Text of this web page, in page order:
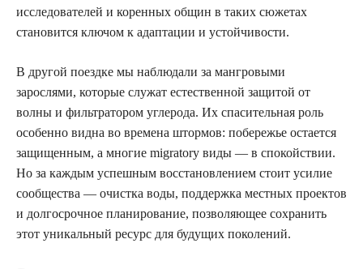
исследователей и коренных общин в таких сюжетах
становится ключом к адаптации и устойчивости.
В другой поездке мы наблюдали за мангровыми
зарослями, которые служат естественной защитой от
волны и фильтратором углерода. Их спасительная роль
особенно видна во времена штормов: побережье остается
защищенным, а многие migratory виды — в спокойствии.
Но за каждым успешным восстановлением стоит усилие
сообщества — очистка воды, поддержка местных проектов
и долгосрочное планирование, позволяющее сохранить
этот уникальный ресурс для будущих поколений.